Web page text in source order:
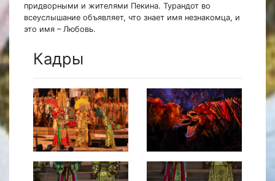
придворными и жителями Пекина. Турандот во
всеуслышание объявляет, что знает имя незнакомца, и
это имя – Любовь.
Кадры